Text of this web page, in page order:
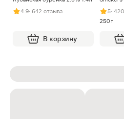
4.9· 642 отзыва
В корзину
5·
250г